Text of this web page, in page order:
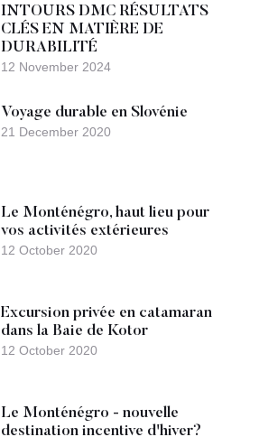
INTOURS DMC RÉSULTATS
CLÉS EN MATIÈRE DE
DURABILITÉ
12 November 2024
Voyage durable en Slovénie
21 December 2020
Le Monténégro, haut lieu pour
vos activités extérieures
12 October 2020
Excursion privée en catamaran
dans la Baie de Kotor
12 October 2020
Le Monténégro - nouvelle
destination incentive d'hiver?